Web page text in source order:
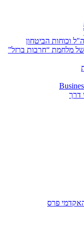
וכוחות הביטחון
מלחמת “חרבות ברזל”
דרך
פרס